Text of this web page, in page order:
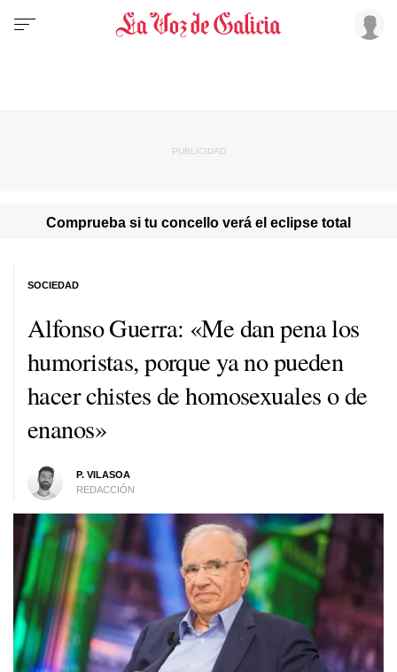
Comprueba si tu concello verá el eclipse total
Alfonso Guerra: «Me dan pena los
humoristas, porque ya no pueden
hacer chistes de homosexuales o de
enanos»
P. VILASOA
REDACCIÓN
SOCIEDAD